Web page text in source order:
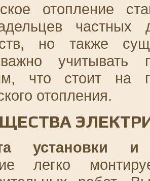
отопление
но также
что стоит на
отопления.
установки и
легко